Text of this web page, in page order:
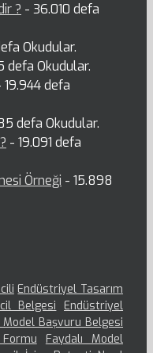
? - 36.010 defa
Okudular.
defa Okudular.
19.944 defa
defa Okudular.
- 19.091 defa
Örneği - 15.898
Endüstriyel Tasarım
Belgesi
Endüstriyel
Model Başvuru Belgesi
Faydalı Model